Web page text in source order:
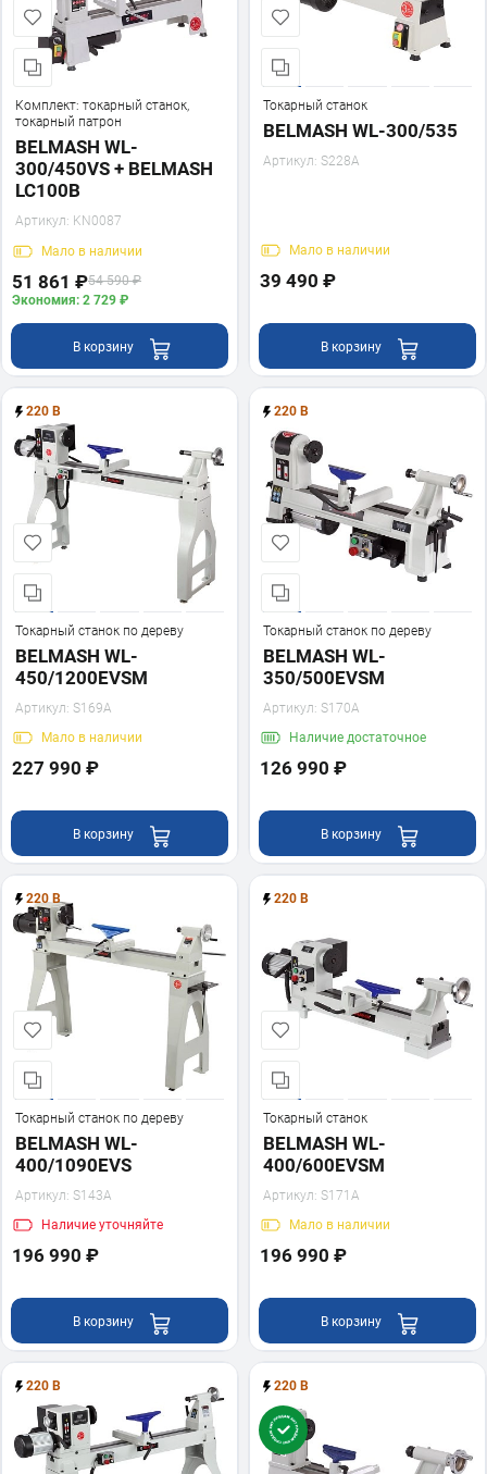
Комплект: токарный станок,
токарный патрон
BELMASH WL-
300/450VS + BELMASH
LC100B
Артикул: KN0087
Мало в наличии
51 861 ₽54 590 ₽
Экономия: 2 729 ₽
В корзину
Токарный станок
BELMASH WL-300/535
Артикул: S228A
Мало в наличии
39 490 ₽
В корзину
220 В
Токарный станок по дереву
BELMASH WL-
450/1200EVSM
Артикул: S169A
Мало в наличии
227 990 ₽
В корзину
220 В
Токарный станок по дереву
BELMASH WL-
350/500EVSM
Артикул: S170A
Наличие достаточное
126 990 ₽
В корзину
220 В
Токарный станок по дереву
BELMASH WL-
400/1090EVS
Артикул: S143A
Наличие уточняйте
196 990 ₽
В корзину
220 В
Токарный станок
BELMASH WL-
400/600EVSM
Артикул: S171A
Мало в наличии
196 990 ₽
В корзину
220 В 220 В